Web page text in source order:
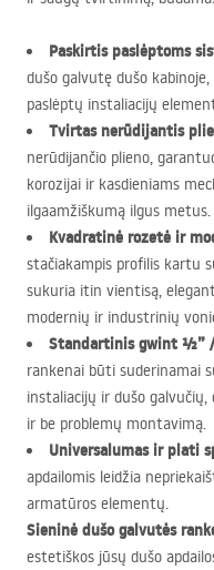
Paskirtis paslėptoms
dušo galvutę dušo
paslėptų instaliacijų
Tvirtas nerūdijantis
nerūdijančio plieno,
korozijai ir kasdieniams
ilgaamžiškumą ilgus metus.
Kvadratinė rozetė ir
stačiakampis profilis kartu
sukuria itin vientisą,
modernių ir industrinių
Standartinis gwint ½”
rankenai būti suderinamai
instaliacijų ir dušo
ir be problemų montavimą.
Universalumas ir plati
apdailomis leidžia
armatūros elementų.
Sieninė dušo galvutės
estetiškos jūsų dušo